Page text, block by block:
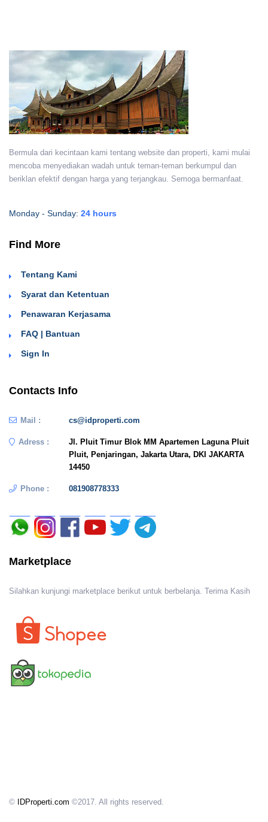
Bermula dari kecintaan kami tentang website dan properti, kami mulai
mencoba menyediakan wadah untuk teman-teman berkumpul dan
beriklan efektif dengan harga yang terjangkau. Semoga bermanfaat.
Monday - Sunday: 24 hours
Find More
Tentang Kami
Syarat dan Ketentuan
Penawaran Kerjasama
FAQ | Bantuan
Sign In
Contacts Info
Mail : cs@idproperti.com
Adress :
Jl. Pluit Timur Blok MM Apartemen Laguna Pluit
Pluit, Penjaringan, Jakarta Utara, DKI JAKARTA
14450
Phone : 081908778333
Marketplace
Silahkan kunjungi marketplace berikut untuk berbelanja. Terima Kasih
© IDProperti.com ©2017. All rights reserved.